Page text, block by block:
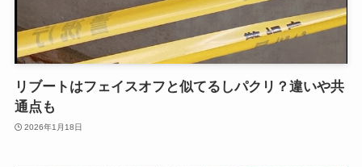
リブートはフェイスオフと似てるしパクリ？違いや共
通点も
2026年1月18日